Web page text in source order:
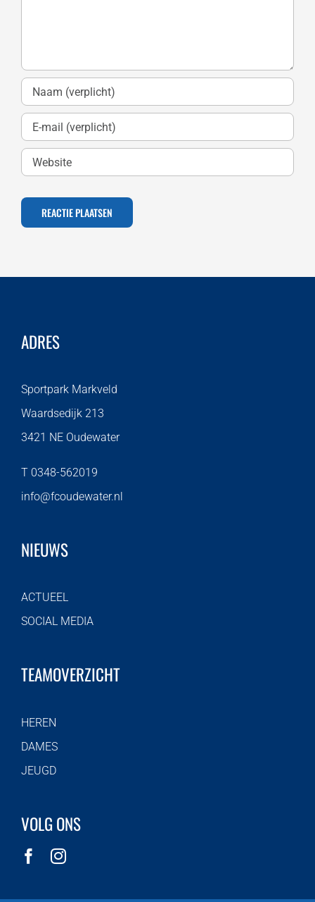
ADRES
Sportpark Markveld
Waardsedijk 213
3421 NE Oudewater
T 0348-562019
info@fcoudewater.nl
NIEUWS
ACTUEEL
SOCIAL MEDIA
TEAMOVERZICHT
HEREN
DAMES
JEUGD
VOLG ONS